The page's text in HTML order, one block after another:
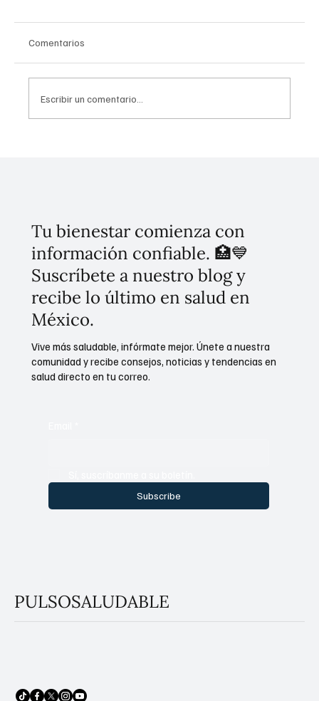
Comentarios
Escribir un comentario...
Tu bienestar comienza con
información confiable. 🏥💙
Suscríbete a nuestro blog y
recibe lo último en salud en
México.
Subscribe
Vive más saludable, infórmate mejor. Únete a nuestra
comunidad y recibe consejos, noticias y tendencias en
salud directo en tu correo.
PULSOSALUDABLE